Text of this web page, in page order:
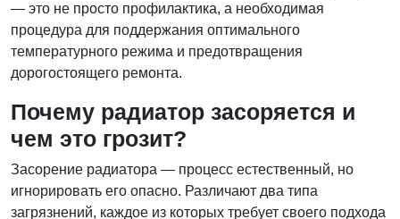
— это не просто профилактика, а необходимая
процедура для поддержания оптимального
температурного режима и предотвращения
дорогостоящего ремонта.
Почему радиатор засоряется и
чем это грозит?
Засорение радиатора — процесс естественный, но
игнорировать его опасно. Различают два типа
загрязнений, каждое из которых требует своего подхода